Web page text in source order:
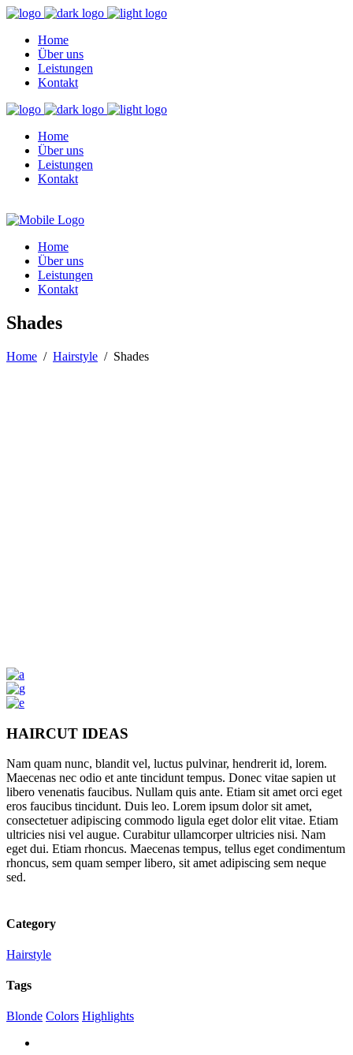
Home
Über uns
Leistungen
Kontakt
Home
Über uns
Leistungen
Kontakt
Home
Über uns
Leistungen
Kontakt
Shades
Home / Hairstyle / Shades
HAIRCUT IDEAS
Nam quam nunc, blandit vel, luctus pulvinar, hendrerit id, lorem.
Maecenas nec odio et ante tincidunt tempus. Donec vitae sapien ut
libero venenatis faucibus. Nullam quis ante. Etiam sit amet orci eget
eros faucibus tincidunt. Duis leo. Lorem ipsum dolor sit amet,
consectetuer adipiscing commodo ligula eget dolor elit vitae. Etiam
ultricies nisi vel augue. Curabitur ullamcorper ultricies nisi. Nam
eget dui. Etiam rhoncus. Maecenas tempus, tellus eget condimentum
rhoncus, sem quam semper libero, sit amet adipiscing sem neque
sed.
Category
Hairstyle
Tags
Blonde Colors Highlights